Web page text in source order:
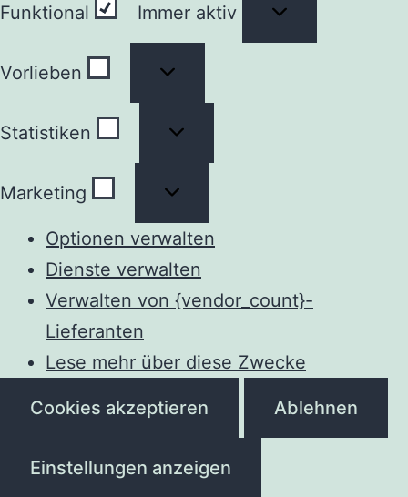
Funktional Immer aktiv
Vorlieben
Statistiken
Marketing
Optionen verwalten
Dienste verwalten
Verwalten von {vendor_count}-
Lieferanten
Lese mehr über diese Zwecke
Cookies akzeptieren Ablehnen
Einstellungen anzeigen